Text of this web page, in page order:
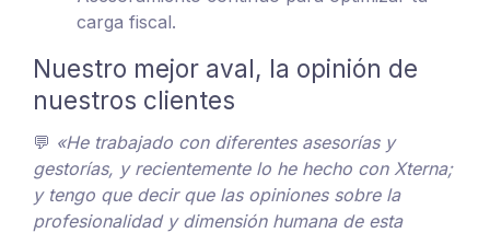
carga fiscal.
Nuestro mejor aval, la opinión de
nuestros clientes
💬 «He trabajado con diferentes asesorías y
gestorías, y recientemente lo he hecho con Xterna;
y tengo que decir que las opiniones sobre la
profesionalidad y dimensión humana de esta